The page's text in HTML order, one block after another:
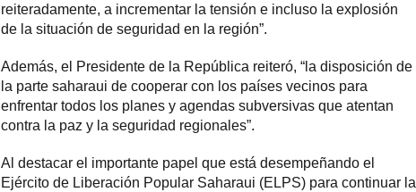
reiteradamente, a incrementar la tensión e incluso la explosión
de la situación de seguridad en la región”.
Además, el Presidente de la República reiteró, “la disposición de
la parte saharaui de cooperar con los países vecinos para
enfrentar todos los planes y agendas subversivas que atentan
contra la paz y la seguridad regionales”.
Al destacar el importante papel que está desempeñando el
Ejército de Liberación Popular Saharaui (ELPS) para continuar la